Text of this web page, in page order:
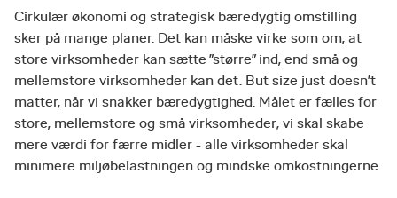
Cirkulær økonomi og strategisk bæredygtig omstilling
sker på mange planer. Det kan måske virke som om, at
store virksomheder kan sætte ”større” ind, end små og
mellemstore virksomheder kan det. But size just doesn’t
matter, når vi snakker bæredygtighed. Målet er fælles for
store, mellemstore og små virksomheder; vi skal skabe
mere værdi for færre midler - alle virksomheder skal
minimere miljøbelastningen og mindske omkostningerne.